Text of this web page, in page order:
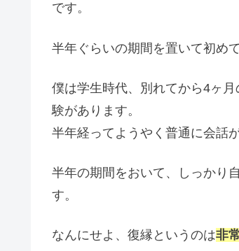
です。
半年ぐらいの期間を置いて初め
僕は学生時代、別れてから4ヶ
験があります。
半年経ってようやく普通に会話
半年の期間をおいて、しっかり
す。
なんにせよ、復縁というのは非